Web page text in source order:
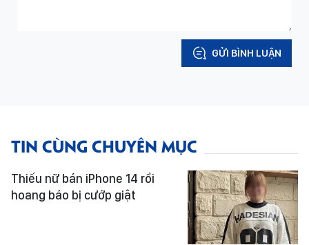
GỬI BÌNH LUẬN
TIN CÙNG CHUYÊN MỤC
Thiếu nữ bán iPhone 14 rồi
hoang báo bị cướp giật